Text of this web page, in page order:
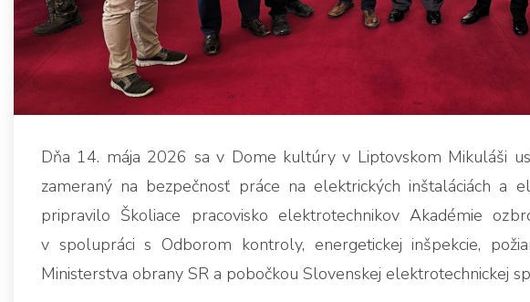
Dňa 14. mája 2026 sa v Dome kultúry v Liptovskom Mikuláši
zameraný na bezpečnosť práce na elektrických inštaláciách a
pripravilo Školiace pracovisko elektrotechnikov Akadémie
v spolupráci s Odborom kontroly, energetickej inšpekcie,
Ministerstva obrany SR a pobočkou Slovenskej elektrotechnickej